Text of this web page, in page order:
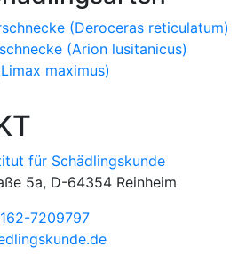
(Deroceras reticulatum)
(Arion lusitanicus)
maximus)
für Schädlingskunde
5a, D-64354 Reinheim
7209797